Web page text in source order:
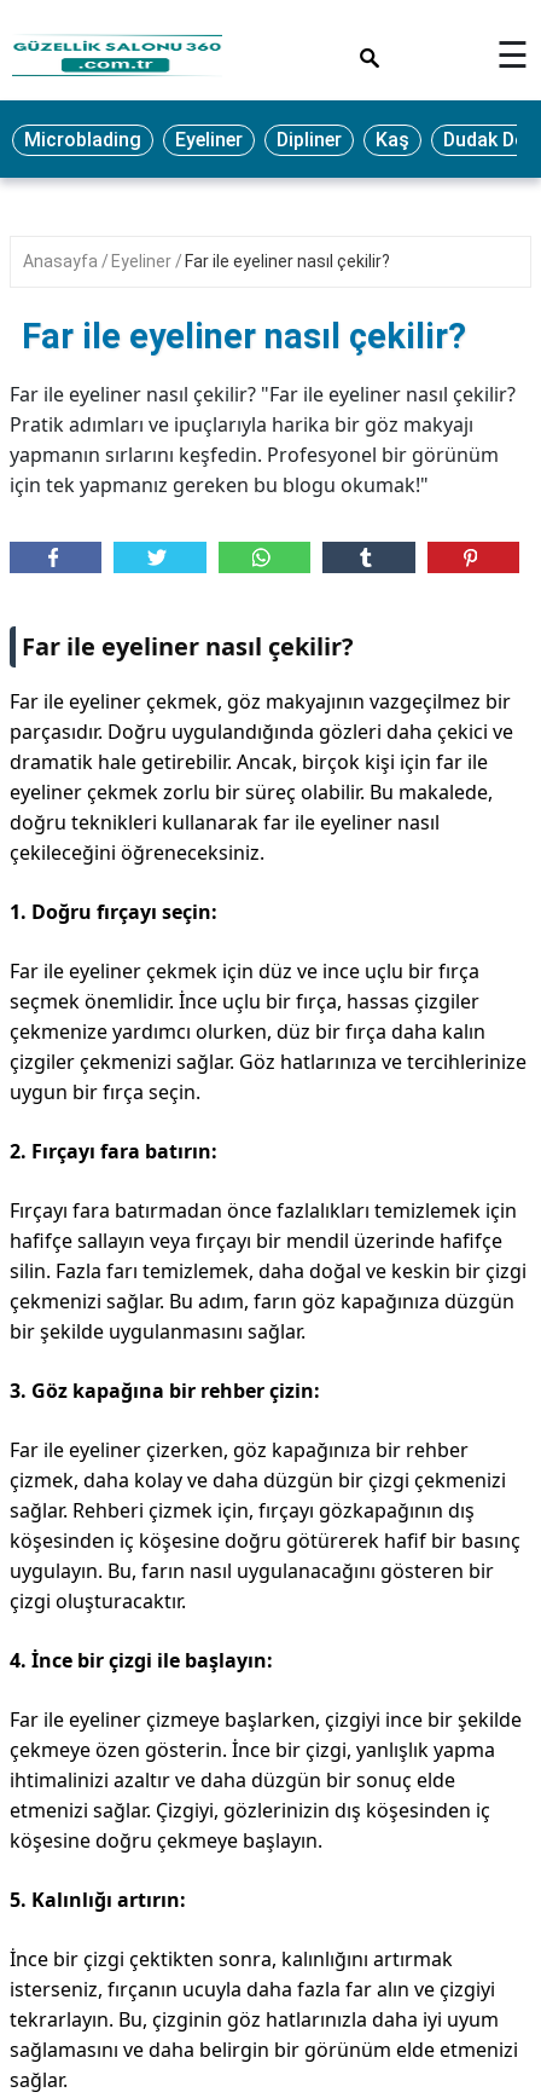
MAKYAJ
MİCROBLADİNG
EPİLASYON
PROTEZ
TIRNAK
PEELİNG
ERKEK
BAKIMI
BAKIMI
☰
Microblading Eyeliner Dipliner Kaş Dudak
Anasayfa Eyeliner Far ile eyeliner nasıl çekilir?
Far ile eyeliner nasıl çekilir?
Far ile eyeliner nasıl çekilir? "Far ile eyeliner nasıl çekilir?
Pratik adımları ve ipuçlarıyla harika bir göz makyajı
yapmanın sırlarını keşfedin. Profesyonel bir görünüm
için tek yapmanız gereken bu blogu okumak!"
Far ile eyeliner nasıl çekilir?
Far ile eyeliner çekmek, göz makyajının vazgeçilmez bir
parçasıdır. Doğru uygulandığında gözleri daha çekici ve
dramatik hale getirebilir. Ancak, birçok kişi için far ile
eyeliner çekmek zorlu bir süreç olabilir. Bu makalede,
doğru teknikleri kullanarak far ile eyeliner nasıl
çekileceğini öğreneceksiniz.
1. Doğru fırçayı seçin:
Far ile eyeliner çekmek için düz ve ince uçlu bir fırça
seçmek önemlidir. İnce uçlu bir fırça, hassas çizgiler
çekmenize yardımcı olurken, düz bir fırça daha kalın
çizgiler çekmenizi sağlar. Göz hatlarınıza ve tercihlerinize
uygun bir fırça seçin.
2. Fırçayı fara batırın:
Fırçayı fara batırmadan önce fazlalıkları temizlemek için
hafifçe sallayın veya fırçayı bir mendil üzerinde hafifçe
silin. Fazla farı temizlemek, daha doğal ve keskin bir çizgi
çekmenizi sağlar. Bu adım, farın göz kapağınıza düzgün
bir şekilde uygulanmasını sağlar.
3. Göz kapağına bir rehber çizin:
Far ile eyeliner çizerken, göz kapağınıza bir rehber
çizmek, daha kolay ve daha düzgün bir çizgi çekmenizi
sağlar. Rehberi çizmek için, fırçayı gözkapağının dış
köşesinden iç köşesine doğru götürerek hafif bir basınç
uygulayın. Bu, farın nasıl uygulanacağını gösteren bir
çizgi oluşturacaktır.
4. İnce bir çizgi ile başlayın:
Far ile eyeliner çizmeye başlarken, çizgiyi ince bir şekilde
çekmeye özen gösterin. İnce bir çizgi, yanlışlık yapma
ihtimalinizi azaltır ve daha düzgün bir sonuç elde
etmenizi sağlar. Çizgiyi, gözlerinizin dış köşesinden iç
köşesine doğru çekmeye başlayın.
5. Kalınlığı artırın:
İnce bir çizgi çektikten sonra, kalınlığını artırmak
isterseniz, fırçanın ucuyla daha fazla far alın ve çizgiyi
tekrarlayın. Bu, çizginin göz hatlarınızla daha iyi uyum
sağlamasını ve daha belirgin bir görünüm elde etmenizi
sağlar.